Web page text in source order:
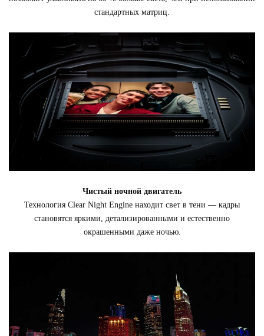
стандартных матриц.
Чистый ночной двигатель
Технология Clear Night Engine находит свет в тени — кадры
становятся яркими, детализированными и естественно
окрашенными даже ночью.